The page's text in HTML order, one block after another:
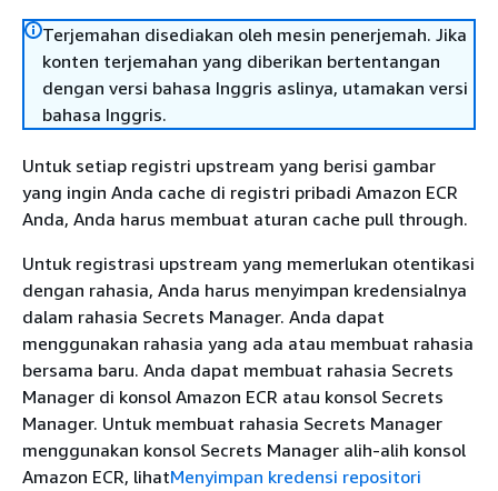
Terjemahan disediakan oleh mesin penerjemah. Jika
konten terjemahan yang diberikan bertentangan
dengan versi bahasa Inggris aslinya, utamakan versi
bahasa Inggris.
Untuk setiap registri upstream yang berisi gambar
yang ingin Anda cache di registri pribadi Amazon ECR
Anda, Anda harus membuat aturan cache pull through.
Untuk registrasi upstream yang memerlukan otentikasi
dengan rahasia, Anda harus menyimpan kredensialnya
dalam rahasia Secrets Manager. Anda dapat
menggunakan rahasia yang ada atau membuat rahasia
bersama baru. Anda dapat membuat rahasia Secrets
Manager di konsol Amazon ECR atau konsol Secrets
Manager. Untuk membuat rahasia Secrets Manager
menggunakan konsol Secrets Manager alih-alih konsol
Amazon ECR, lihatMenyimpan kredensi repositori